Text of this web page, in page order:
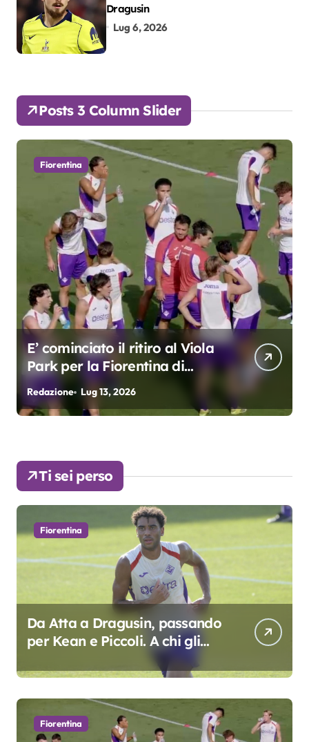
Dragusin
Lug 6, 2026
Posts 3 Column Slider
Fiorentina
E’ cominciato il ritiro al Viola
Park per la Fiorentina di
Grosso
Redazione Lug 13, 2026
Ti sei perso
Fiorentina
Da Atta a Dragusin, passando
per Kean e Piccoli. A chi gli
oscar del precampionato?
Fiorentina